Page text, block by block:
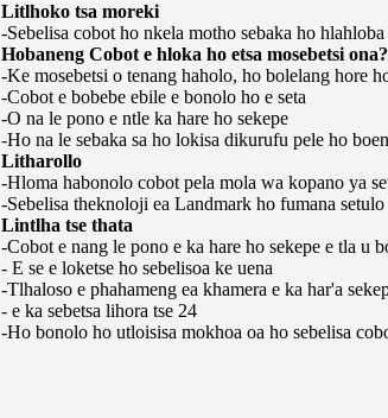
Litlhoko tsa moreki
-Sebelisa cobot ho nkela motho sebaka ho
Hobaneng Cobot e hloka ho etsa mosebetsi ona?
-Ke mosebetsi o tenang haholo, ho bolelang hore
-Cobot e bobebe ebile e bonolo ho e seta
-O na le pono e ntle ka hare ho sekepe
-Ho na le sebaka sa ho lokisa dikurufu pele ho
Litharollo
-Hloma habonolo cobot pela mola wa kopano ya
-Sebelisa theknoloji ea Landmark ho fumana
Lintlha tse thata
-Cobot e nang le pono e ka hare ho sekepe e tla u
- E se e loketse ho sebelisoa ke uena
-Tlhaloso e phahameng ea khamera e ka har'a
- e ka sebetsa lihora tse 24
-Ho bonolo ho utloisisa mokhoa oa ho sebelisa